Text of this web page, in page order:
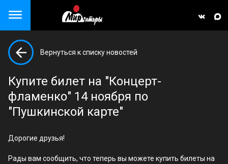
Close menu
Вернуться к списку новостей
Купите билет на "Концерт-
фламенко" 14 ноября по
"Пушкинской карте"
Дорогие друзья!
Рады вам сообщить, что теперь вы можете купить билеты на